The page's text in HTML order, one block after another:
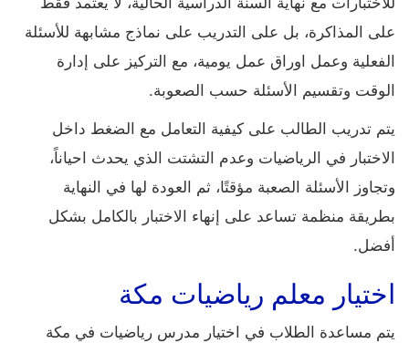
على المذاكرة، بل على التدريب على نماذج مشابهة للأسئلة
الفعلية وعمل اوراق عمل يومية، مع التركيز على إدارة
الوقت وتقسيم الأسئلة حسب الصعوبة.
يتم تدريب الطالب على كيفية التعامل مع الضغط داخل
الاختبار في الرياضيات وعدم التشتت الذي يحدث احياناً،
وتجاوز الأسئلة الصعبة مؤقتًا، ثم العودة لها في النهاية
بطريقة منظمة تساعد على إنهاء الاختبار بالكامل بشكل
أفضل.
اختيار معلم رياضيات مكة
يتم مساعدة الطلاب في اختيار مدرس رياضيات في مكة